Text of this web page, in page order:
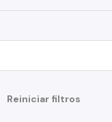
Reiniciar filtros